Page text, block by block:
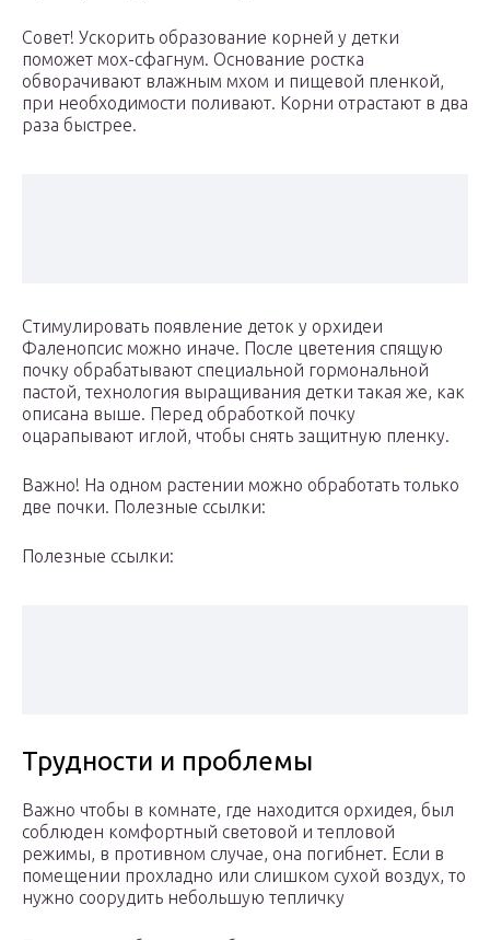
Совет! Ускорить образование корней у детки
поможет мох-сфагнум. Основание ростка
обворачивают влажным мхом и пищевой пленкой,
при необходимости поливают. Корни отрастают в два
раза быстрее.
Стимулировать появление деток у орхидеи
Фаленопсис можно иначе. После цветения спящую
почку обрабатывают специальной гормональной
пастой, технология выращивания детки такая же, как
описана выше. Перед обработкой почку
оцарапывают иглой, чтобы снять защитную пленку.
Важно! На одном растении можно обработать только
две почки. Полезные ссылки:
Полезные ссылки:
Трудности и проблемы
Важно чтобы в комнате, где находится орхидея, был
соблюден комфортный световой и тепловой
режимы, в противном случае, она погибнет. Если в
помещении прохладно или слишком сухой воздух, то
нужно соорудить небольшую тепличку